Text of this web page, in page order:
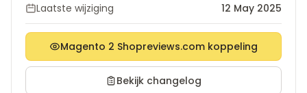
Laatste wijziging
12 May 2025
Magento 2 Shopreviews.com koppeling
Bekijk changelog